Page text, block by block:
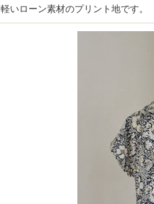
軽いローン素材のプリント地です。